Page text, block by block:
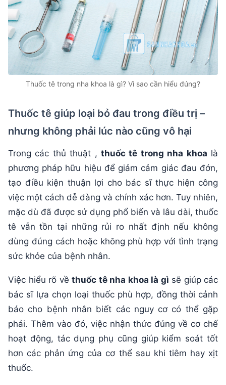
Thuốc tê trong nha khoa là gì? Vì sao cần hiểu đúng?
Thuốc tê giúp loại bỏ đau trong điều trị –
nhưng không phải lúc nào cũng vô hại
Trong các thủ thuật , thuốc tê trong nha khoa là
phương pháp hữu hiệu để giảm cảm giác đau đớn,
tạo điều kiện thuận lợi cho bác sĩ thực hiện công
việc một cách dễ dàng và chính xác hơn. Tuy nhiên,
mặc dù đã được sử dụng phổ biến và lâu dài, thuốc
tê vẫn tồn tại những rủi ro nhất định nếu không
dùng đúng cách hoặc không phù hợp với tình trạng
sức khỏe của bệnh nhân.
Việc hiểu rõ về thuốc tê nha khoa là gì sẽ giúp các
bác sĩ lựa chọn loại thuốc phù hợp, đồng thời cảnh
báo cho bệnh nhân biết các nguy cơ có thể gặp
phải. Thêm vào đó, việc nhận thức đúng về cơ chế
hoạt động, tác dụng phụ cũng giúp kiểm soát tốt
hơn các phản ứng của cơ thể sau khi tiêm hay xịt
thuốc.